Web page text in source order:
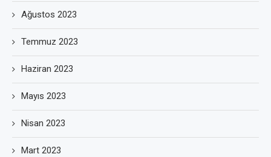
Ağustos 2023
Temmuz 2023
Haziran 2023
Mayıs 2023
Nisan 2023
Mart 2023